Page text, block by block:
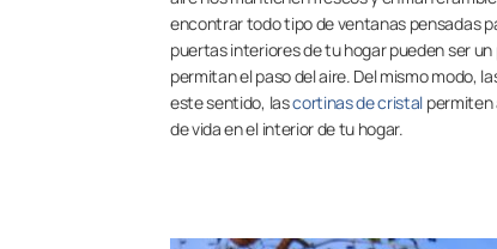
encontrar todo tipo de ventanas pensadas
puertas interiores de tu hogar pueden ser
permitan el paso del aire. Del mismo modo,
este sentido, lascortinas de cristal permiten
de vida en el interior de tu hogar.